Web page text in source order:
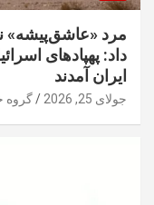
مرد «عاشق‌پیشه»
داد: پهپادهای
ایران آمدند
جولای 25, 2026 گروه